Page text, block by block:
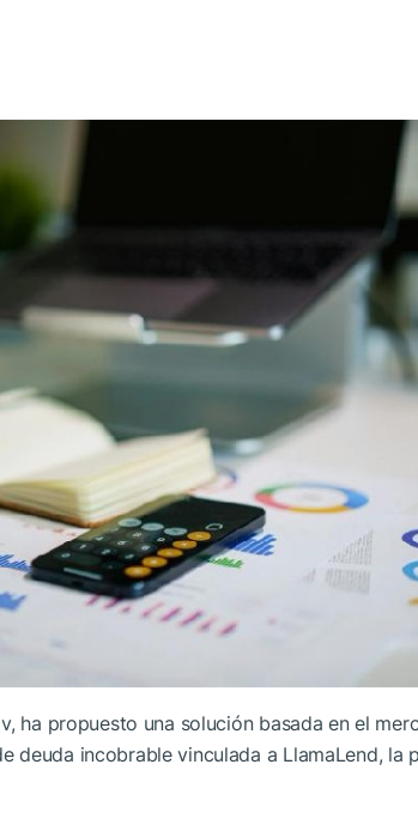
ha propuesto una solución basada en el
deuda incobrable vinculada a LlamaLend, la